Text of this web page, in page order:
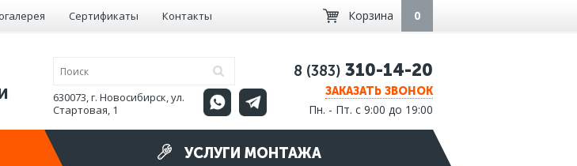
Сертификаты Контакты Корзина 0
630073, г. Новосибирск, ул.
Стартовая, 1
8 (383) 310-14-20
ЗАКАЗАТЬ ЗВОНОК
Пн. - Пт. с 9:00 до 19:00
УСЛУГИ МОНТАЖА